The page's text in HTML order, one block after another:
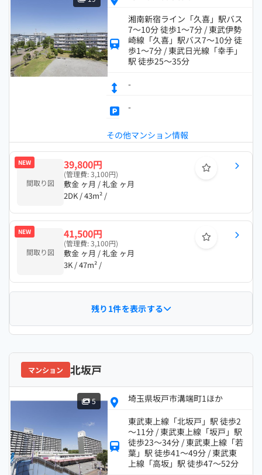
湘南新宿ライン「久喜」駅バス
7～10分 徒歩1～7分 / 東武伊勢
崎線「久喜」駅バス7～10分 徒
歩1～7分 / 東武日光線「幸手」
駅 徒歩25～35分
-
-
その他マンション情報
NEW
間取り図
39,800円
(管理費: 3,100円)
敷金 ヶ月 / 礼金 ヶ月
2DK / 43m² /
NEW
間取り図
41,500円
(管理費: 3,100円)
敷金 ヶ月 / 礼金 ヶ月
3K / 47m² /
残り1件を表示する
マンション 北坂戸
5
埼玉県坂戸市溝端町1ほか
東武東上線「北坂戸」駅 徒歩2
～11分 / 東武東上線「坂戸」駅
徒歩23～34分 / 東武東上線「若
葉」駅 徒歩41～49分 / 東武東
上線「高坂」駅 徒歩47～52分